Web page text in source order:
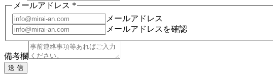
メールアドレス *
メールアドレス
メールアドレスを確認
備考欄
送 信